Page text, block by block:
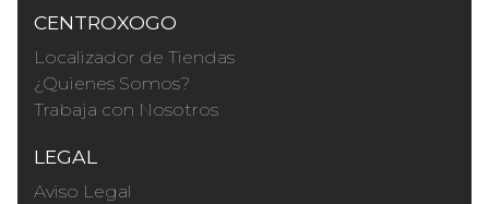
CENTROXOGO
Localizador de Tiendas
¿Quienes Somos?
Trabaja con Nosotros
LEGAL
Aviso Legal